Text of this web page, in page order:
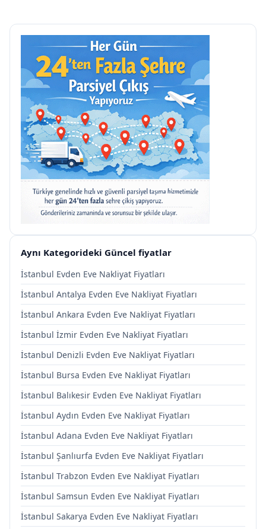
Aynı Kategorideki Güncel fiyatlar
İstanbul Evden Eve Nakliyat Fiyatları
İstanbul Antalya Evden Eve Nakliyat Fiyatları
İstanbul Ankara Evden Eve Nakliyat Fiyatları
İstanbul İzmir Evden Eve Nakliyat Fiyatları
İstanbul Denizli Evden Eve Nakliyat Fiyatları
İstanbul Bursa Evden Eve Nakliyat Fiyatları
İstanbul Balıkesir Evden Eve Nakliyat Fiyatları
İstanbul Aydın Evden Eve Nakliyat Fiyatları
İstanbul Adana Evden Eve Nakliyat Fiyatları
İstanbul Şanlıurfa Evden Eve Nakliyat Fiyatları
İstanbul Trabzon Evden Eve Nakliyat Fiyatları
İstanbul Samsun Evden Eve Nakliyat Fiyatları
İstanbul Sakarya Evden Eve Nakliyat Fiyatları